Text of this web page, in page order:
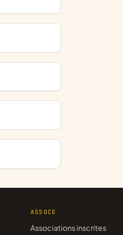
ASSOCE
Associations inscrites